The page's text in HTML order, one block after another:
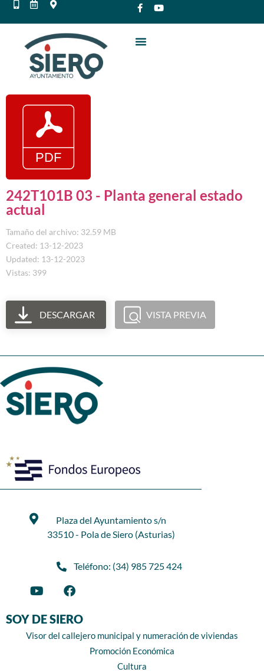
242T101B 03 - Planta general estado
actual
Tamaño del archivo: 32.59 MB
Created: 13-12-2023
Updated: 13-12-2023
Vistas: 399
DESCARGAR VISTA PREVIA
Plaza del Ayuntamiento s/n
33510 - Pola de Siero (Asturias)
Teléfono: (34) 985 725 424
SOY DE SIERO
Visor del callejero municipal y numeración de viviendas
Promoción Económica
Cultura